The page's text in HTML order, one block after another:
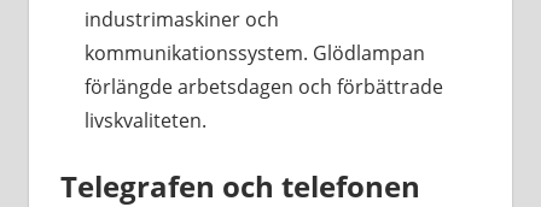
industrimaskiner och
kommunikationssystem. Glödlampan
förlängde arbetsdagen och förbättrade
livskvaliteten.
Telegrafen och telefonen